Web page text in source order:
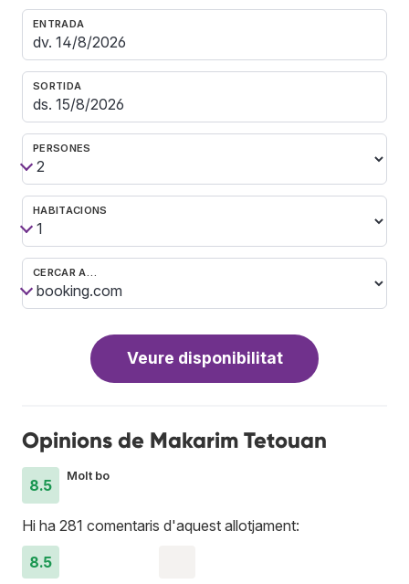
ENTRADA
SORTIDA
PERSONES
HABITACIONS
CERCAR A…
Veure disponibilitat
Opinions de Makarim Tetouan
8.5
Molt bo
Hi ha 281 comentaris d'aquest allotjament:
8.5